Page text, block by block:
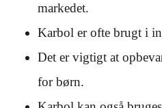
markedet.
Karbol er ofte brugt i
Det er vigtigt at
for børn.